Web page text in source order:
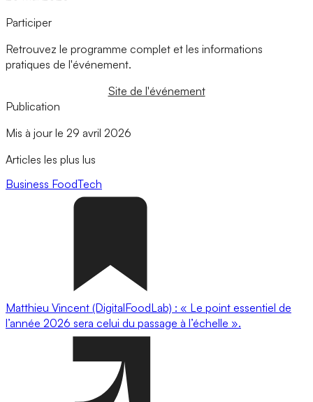
Participer
Retrouvez le programme complet et les informations
pratiques de l'événement.
Site de l'événement
Publication
Mis à jour le 29 avril 2026
Articles les plus lus
Business FoodTech
Matthieu Vincent (DigitalFoodLab) : « Le point essentiel de
l’année 2026 sera celui du passage à l’échelle ».